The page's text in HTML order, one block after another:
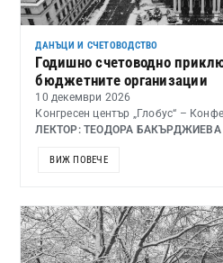
ДАНЪЦИ И СЧЕТОВОДСТВО
Годишно счетоводно
бюджетните организации
10 декември 2026
Конгресен център „Глобус“ –
ЛЕКТОР: ТЕОДОРА БАКЪРДЖИЕВА
ВИЖ ПОВЕЧЕ